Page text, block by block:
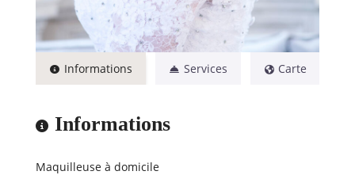
Informations Services Carte
Informations
Maquilleuse à domicile